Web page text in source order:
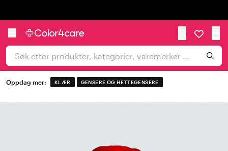
Oppdag mer: KLÆR GENSERE OG HETTEGENSERE